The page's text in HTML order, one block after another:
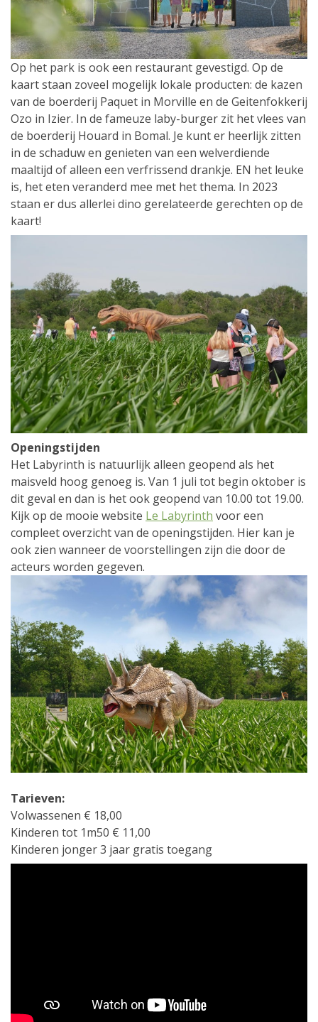
Op het park is ook een restaurant gevestigd. Op de
kaart staan zoveel mogelijk lokale producten: de kazen
van de boerderij Paquet in Morville en de Geitenfokkerij
Ozo in Izier. In de fameuze laby-burger zit het vlees van
de boerderij Houard in Bomal. Je kunt er heerlijk zitten
in de schaduw en genieten van een welverdiende
maaltijd of alleen een verfrissend drankje. EN het leuke
is, het eten veranderd mee met het thema. In 2023
staan er dus allerlei dino gerelateerde gerechten op de
kaart!
Openingstijden
Het Labyrinth is natuurlijk alleen geopend als het
maisveld hoog genoeg is. Van 1 juli tot begin oktober is
dit geval en dan is het ook geopend van 10.00 tot 19.00.
Kijk op de mooie website Le Labyrinth voor een
compleet overzicht van de openingstijden. Hier kan je
ook zien wanneer de voorstellingen zijn die door de
acteurs worden gegeven.
Tarieven:
Volwassenen € 18,00
Kinderen tot 1m50 € 11,00
Kinderen jonger 3 jaar gratis toegang